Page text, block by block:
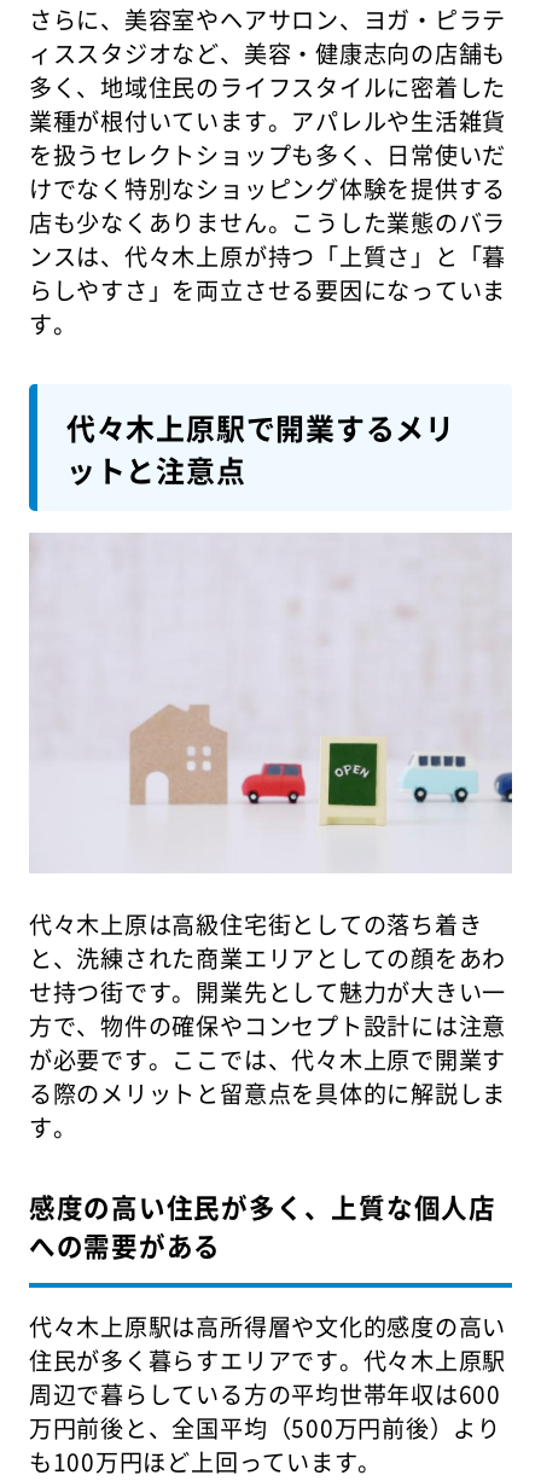
さらに、美容室やヘアサロン、ヨガ・ピラテ
ィススタジオなど、美容・健康志向の店舗も
多く、地域住民のライフスタイルに密着した
業種が根付いています。アパレルや生活雑貨
を扱うセレクトショップも多く、日常使いだ
けでなく特別なショッピング体験を提供する
店も少なくありません。こうした業態のバラ
ンスは、代々木上原が持つ「上質さ」と「暮
らしやすさ」を両立させる要因になっていま
す。
代々木上原駅で開業するメリ
ットと注意点
代々木上原は高級住宅街としての落ち着き
と、洗練された商業エリアとしての顔をあわ
せ持つ街です。開業先として魅力が大きい一
方で、物件の確保やコンセプト設計には注意
が必要です。ここでは、代々木上原で開業す
る際のメリットと留意点を具体的に解説しま
す。
感度の高い住民が多く、上質な個人店
への需要がある
代々木上原駅は高所得層や文化的感度の高い
住民が多く暮らすエリアです。代々木上原駅
周辺で暮らしている方の平均世帯年収は600
万円前後と、全国平均（500万円前後）より
も100万円ほど上回っています。